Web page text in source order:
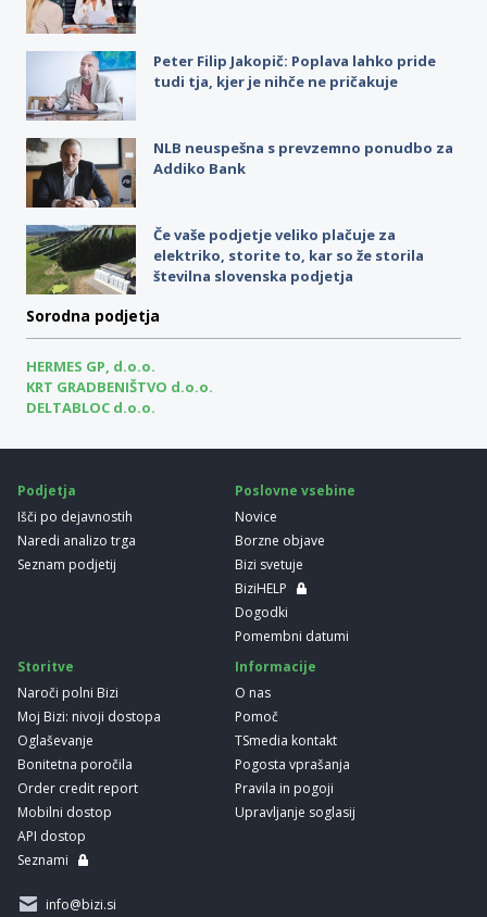
Peter Filip Jakopič: Poplava lahko pride
tudi tja, kjer je nihče ne pričakuje
NLB neuspešna s prevzemno ponudbo za
Addiko Bank
Če vaše podjetje veliko plačuje za
elektriko, storite to, kar so že storila
številna slovenska podjetja
Sorodna podjetja
HERMES GP, d.o.o.
KRT GRADBENIŠTVO d.o.o.
DELTABLOC d.o.o.
Podjetja
Išči po dejavnostih
Naredi analizo trga
Seznam podjetij
Poslovne vsebine
Novice
Borzne objave
Bizi svetuje
BiziHELP
Dogodki
Pomembni datumi
Storitve
Naroči polni Bizi
Moj Bizi: nivoji dostopa
Oglaševanje
Bonitetna poročila
Order credit report
Mobilni dostop
API dostop
Seznami
Informacije
O nas
Pomoč
TSmedia kontakt
Pogosta vprašanja
Pravila in pogoji
Upravljanje soglasij
info@bizi.si